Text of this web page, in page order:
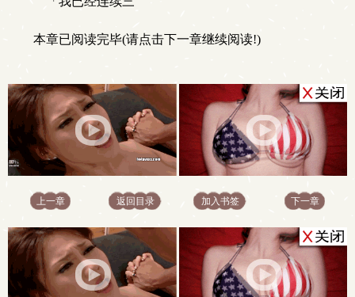
本章已阅读完毕(请点击下一章继续阅读!)
上一章 返回目录 加入书签 下一章